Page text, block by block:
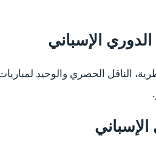
الدوري الإسباني
الناقل الحصري والوحيد